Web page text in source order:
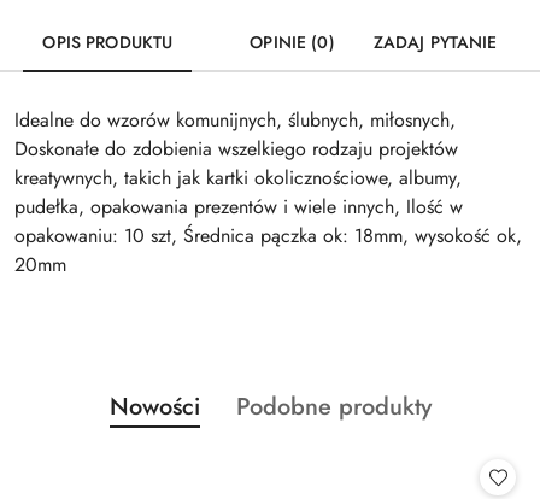
OPIS PRODUKTU OPINIE (0) ZADAJ PYTANIE
Idealne do wzorów komunijnych, ślubnych, miłosnych,
Doskonałe do zdobienia wszelkiego rodzaju projektów
kreatywnych, takich jak kartki okolicznościowe, albumy,
pudełka, opakowania prezentów i wiele innych, Ilość w
opakowaniu: 10 szt, Średnica pączka ok: 18mm, wysokość ok,
20mm
Pomiń karuzelę produktów
Produkty
o
Nowości
Produkty
Podobne produkty